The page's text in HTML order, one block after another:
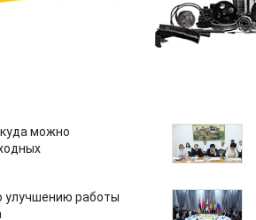
можно
улучшению работы